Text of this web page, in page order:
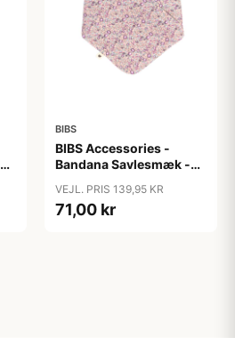
BIBS
BIBS Accessories -
Bandana Savlesmæk -
VEJL. PRIS 139,95 KR
71,00 kr